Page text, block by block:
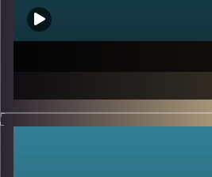
מדברים הרבה על תקשורת
הקשבה אמיתית, כזו שמשנה